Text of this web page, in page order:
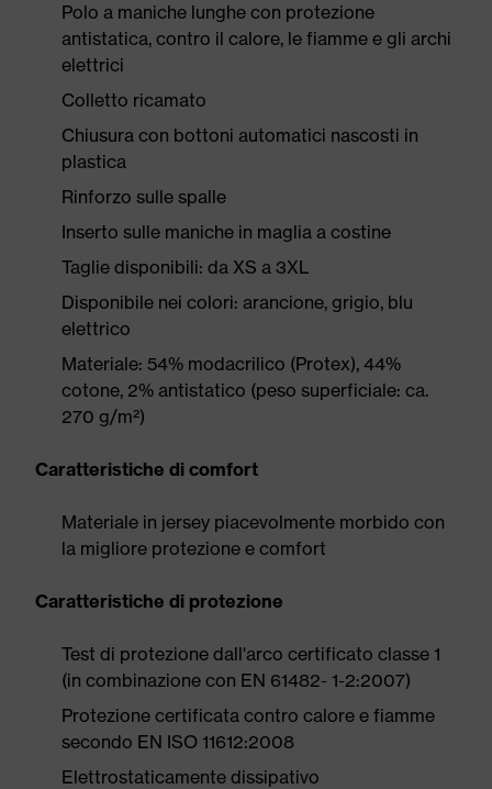
Polo a maniche lunghe con protezione
antistatica, contro il calore, le fiamme e gli archi
elettrici
Colletto ricamato
Chiusura con bottoni automatici nascosti in
plastica
Rinforzo sulle spalle
Inserto sulle maniche in maglia a costine
Taglie disponibili: da XS a 3XL
Disponibile nei colori: arancione, grigio, blu
elettrico
Materiale: 54% modacrilico (Protex), 44%
cotone, 2% antistatico (peso superficiale: ca.
270 g/m²)
Caratteristiche di comfort
Materiale in jersey piacevolmente morbido con
la migliore protezione e comfort
Caratteristiche di protezione
Test di protezione dall'arco certificato classe 1
(in combinazione con EN 61482- 1-2:2007)
Protezione certificata contro calore e fiamme
secondo EN ISO 11612:2008
Elettrostaticamente dissipativo